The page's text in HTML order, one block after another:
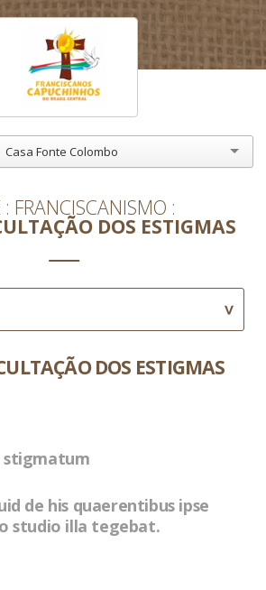
Casa Fonte Colombo
FRANCISCANISMO
DOS ESTIGMAS
DOS ESTIGMAS
stigmatum
de his quaerentibus ipse
studio illa tegebat.